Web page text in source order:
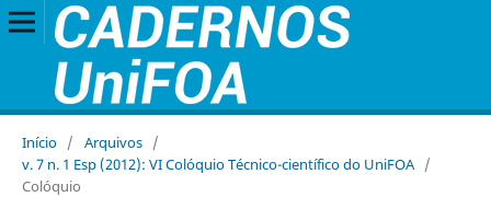
Início / Arquivos /
v. 7 n. 1 Esp (2012): VI Colóquio Técnico-científico do UniFOA /
Colóquio